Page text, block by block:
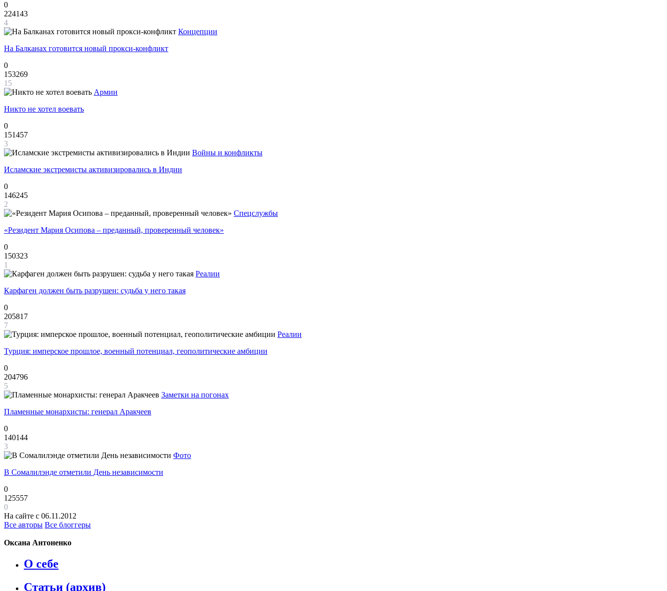
0
224143
4
Концепции
На Балканах готовится новый прокси-конфликт
0
153269
15
Армии
Никто не хотел воевать
0
151457
3
Войны и конфликты
Исламские экстремисты активизировались в Индии
0
146245
2
Спецслужбы
«Резидент Мария Осипова – преданный, проверенный человек»
0
150323
1
Реалии
Карфаген должен быть разрушен: судьба у него такая
0
205817
7
Реалии
Турция: имперское прошлое, военный потенциал, геополитические амбиции
0
204796
5
Заметки на погонах
Пламенные монархисты: генерал Аракчеев
0
140144
3
Фото
В Сомалилэнде отметили День независимости
0
125557
0
На сайте с 06.11.2012
Все авторы Все блоггеры
Оксана Антоненко
О себе
Статьи (архив)